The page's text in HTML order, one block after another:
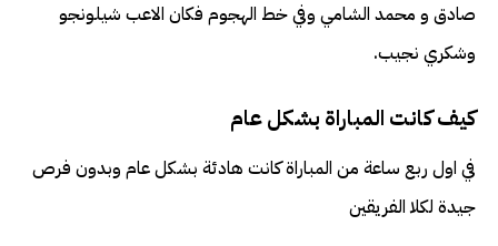
صادق و محمد الشامي وفي خط الهجوم فكان الاعب شيلونجو
وشكري نجيب.
كيف كانت المباراة بشكل عام
في اول ربع ساعة من المباراة كانت هادئة بشكل عام وبدون فرص
جيدة لكلا الفريقين